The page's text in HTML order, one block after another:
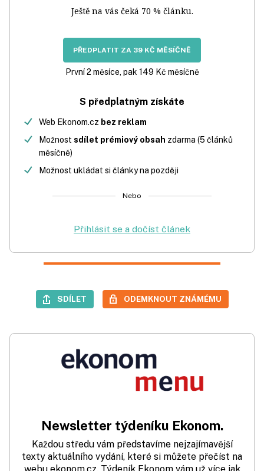
Ještě na vás čeká 70 % článku.
PŘEDPLATIT ZA 39 KČ MĚSÍČNĚ
První 2 měsíce, pak 149 Kč měsíčně
S předplatným získáte
Web Ekonom.cz bez reklam
Možnost sdílet prémiový obsah zdarma (5 článků
měsíčně)
Možnost ukládat si články na později
Nebo
Přihlásit se a dočíst článek
SDÍLET ODEMKNOUT ZNÁMÉMU
Newsletter týdeníku Ekonom.
Každou středu vám představíme nejzajímavější
texty aktuálního vydání, které si můžete přečíst na